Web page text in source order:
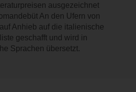
ausgezeichnet
An den Ufern von
Anhieb auf die italienische
geschafft und wird in
Sprachen übersetzt.